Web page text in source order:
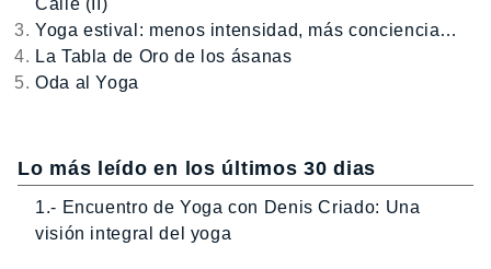
Calle (II)
Yoga estival: menos intensidad, más conciencia…
La Tabla de Oro de los ásanas
Oda al Yoga
Lo más leído en los últimos 30 dias
1.- Encuentro de Yoga con Denis Criado: Una
visión integral del yoga